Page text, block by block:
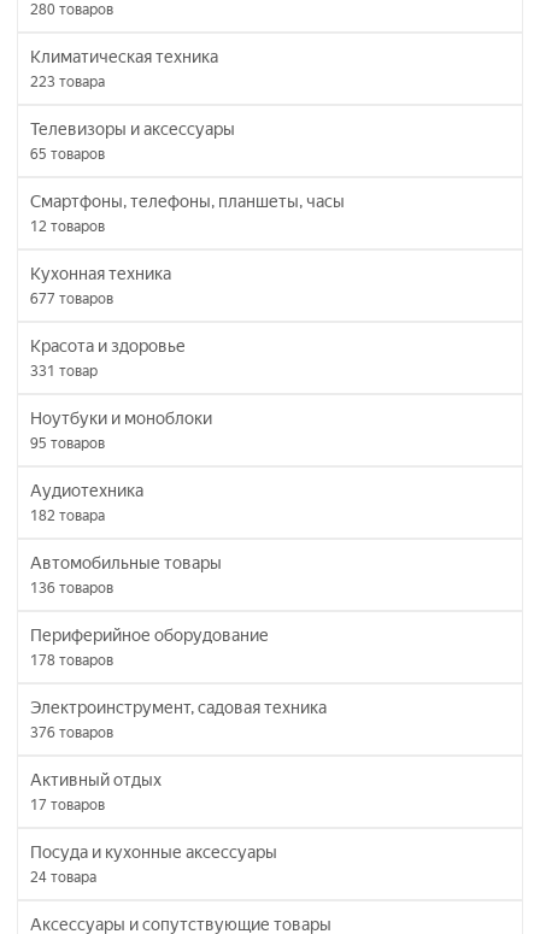
280 товаров
Климатическая техника
223 товара
Телевизоры и аксессуары
65 товаров
Смартфоны, телефоны, планшеты, часы
12 товаров
Кухонная техника
677 товаров
Красота и здоровье
331 товар
Ноутбуки и моноблоки
95 товаров
Аудиотехника
182 товара
Автомобильные товары
136 товаров
Периферийное оборудование
178 товаров
Электроинструмент, садовая техника
376 товаров
Активный отдых
17 товаров
Посуда и кухонные аксессуары
24 товара
Аксессуары и сопутствующие товары